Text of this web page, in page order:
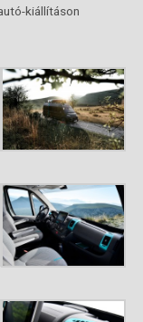
kiállításon